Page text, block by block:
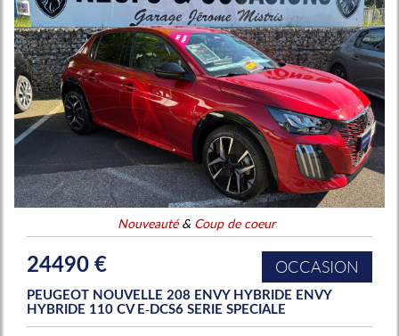
Nouveauté& Coup de coeur
24490 € OCCASION
PEUGEOT NOUVELLE 208 ENVY HYBRIDE ENVY
HYBRIDE 110 CV E-DCS6 SERIE SPECIALE